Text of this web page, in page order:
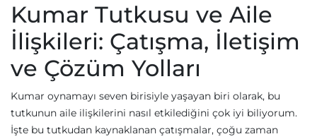
Kumar Tutkusu ve Aile
İlişkileri: Çatışma, İletişim
ve Çözüm Yolları
Kumar oynamayı seven birisiyle yaşayan biri olarak, bu
tutkunun aile ilişkilerini nasıl etkilediğini çok iyi biliyorum.
İşte bu tutkudan kaynaklanan çatışmalar, çoğu zaman